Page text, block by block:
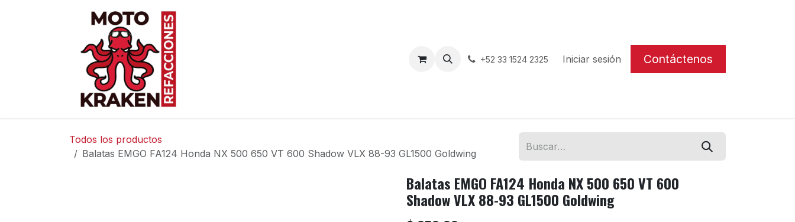
Contáctenos+52 33 1524 2325 Iniciar sesión Contáctenos
Todos los productos
Balatas EMGO FA124 Honda NX 500 650 VT 600 Shadow VLX 88-93 GL1500 Goldwing
Balatas EMGO FA124 Honda NX 500 650 VT 600
Shadow VLX 88-93 GL1500 Goldwing